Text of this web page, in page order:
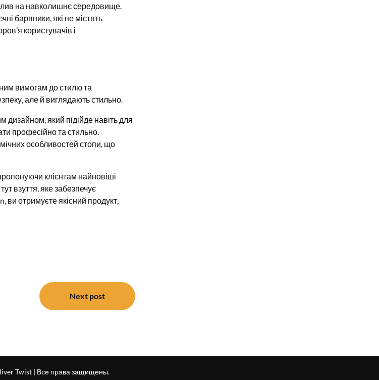
на навколишнє середовище.
барвники, які не містять
користувачів і
вимогам до стилю та
але й виглядають стильно.
дизайном, який підійде навіть для
професійно та стильно.
особливостей стопи, що
клієнтам найновіші
взуття, яке забезпечує
ви отримуєте якісний продукт,
Next post
Twist | Все права защищены.